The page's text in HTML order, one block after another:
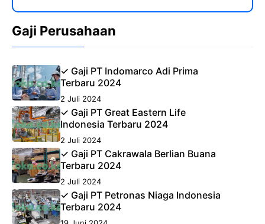
Gaji Perusahaan
✓ Gaji PT Indomarco Adi Prima
Terbaru 2024
2 Juli 2024
✓ Gaji PT Great Eastern Life
Indonesia Terbaru 2024
2 Juli 2024
✓ Gaji PT Cakrawala Berlian Buana
Terbaru 2024
2 Juli 2024
✓ Gaji PT Petronas Niaga Indonesia
Terbaru 2024